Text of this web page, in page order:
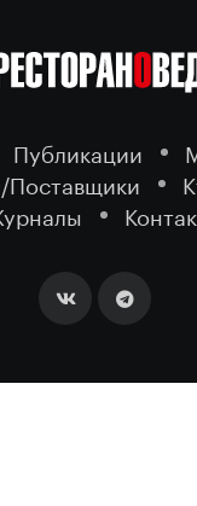
Публикации